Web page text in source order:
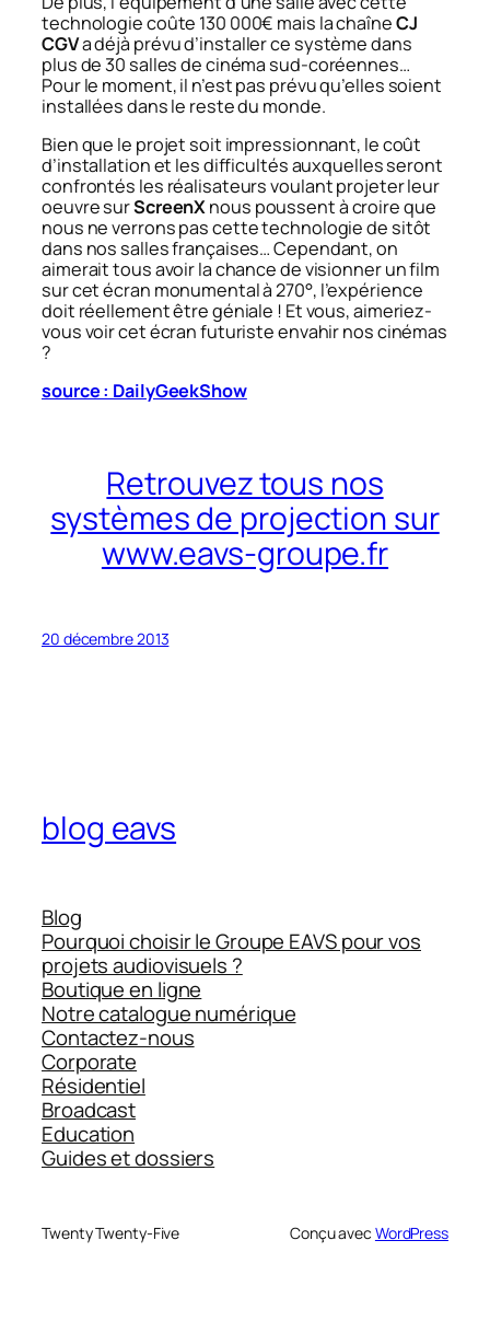
technologie coûte 130 000€ mais la chaîneCJ
CGVa déjà prévu d’installer ce système dans
plus de 30 salles de cinéma sud-coréennes…
Pour le moment, il n’est pas prévu qu’elles soient
installées dans le reste du monde.
Bien que le projet soit impressionnant, le coût
d’installation et les difficultés auxquelles seront
confrontés les réalisateurs voulant projeter leur
oeuvre surScreenXnous poussent à croire que
nous ne verrons pas cette technologie de sitôt
dans nos salles françaises… Cependant, on
aimerait tous avoir la chance de visionner un film
sur cet écran monumental à 270°, l’expérience
doit réellement être géniale ! Et vous, aimeriez-
vous voir cet écran futuriste envahir nos cinémas
?
source : DailyGeekShow
Retrouvez tous nos
systèmes de projection sur
www.eavs-groupe.fr
20 décembre 2013
blog eavs
Blog
Pourquoi choisir le Groupe EAVS pour vos
projets audiovisuels ?
Boutique en ligne
Notre catalogue numérique
Contactez-nous
Corporate
Résidentiel
Broadcast
Education
Guides et dossiers
Twenty Twenty-Five Conçu avec WordPress